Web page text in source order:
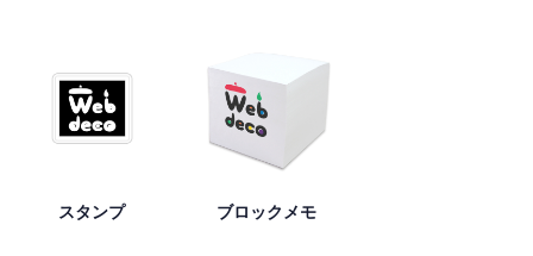
スタンプ ブロックメモ